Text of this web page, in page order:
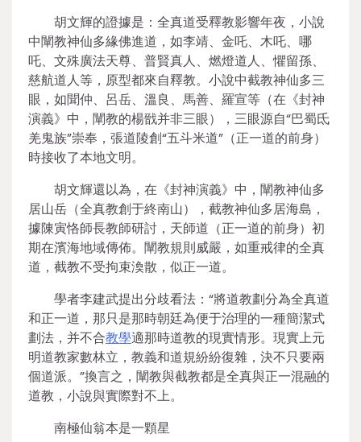
胡文輝的證據是：全真道受釋教影響年夜，小說
中闡教神仙多緣佛進道，如李靖、金吒、木吒、哪
吒、文殊廣法天尊、普賢真人、燃燈道人、懼留孫、
慈航道人等，原型都來自釋教。小說中截教神仙多三
眼，如聞仲、呂岳、溫良、馬善、羅宣等（在《封神
演義》中，闡教的楊戩并非三眼），三眼源自“巴蜀氐
羌鬼族”崇奉，張道陵創“五斗米道”（正一道的前身）
時接收了本地文明。
胡文輝還以為，在《封神演義》中，闡教神仙多
居山岳（全真教創于終南山），截教神仙多居海島，
據陳寅恪師長教師研討，天師道（正一道的前身）初
期在濱海地域傳佈。闡教規則威嚴，如重戒律的全真
道，截教不受拘束渙散，似正一道。
學者李建武提出分歧看法：“將道教劃分為全真道
和正一道，那只是那時朝廷為便于治理的一種簡潔式
劃法，并不合教學適那時道教的現實情形。現實上元
明道教家數林立，教義和道規紛紛復雜，決不只要兩
個道派。”換言之，闡教與截教都是全真與正一混融的
道教，小說與實際對不上。
南極仙翁本是一顆星